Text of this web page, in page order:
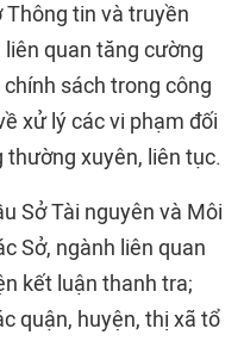
Thông tin và truyền
quan tăng cường
sách trong công
xử lý các vi phạm đối
xuyên, liên tục.
Sở Tài nguyên và Môi
Sở, ngành liên quan
kết luận thanh tra;
quận, huyện, thị xã tổ